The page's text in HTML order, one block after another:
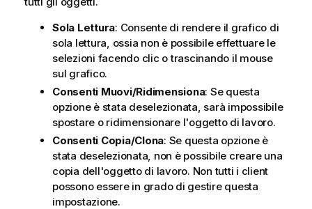
Sola Lettura: Consente di rendere il grafico di
sola lettura, ossia non è possibile effettuare le
selezioni facendo clic o trascinando il mouse
sul grafico.
Consenti Muovi/Ridimensiona: Se questa
opzione è stata deselezionata, sarà impossibile
spostare o ridimensionare l'oggetto di lavoro.
Consenti Copia/Clona: Se questa opzione è
stata deselezionata, non è possibile creare una
copia dell'oggetto di lavoro. Non tutti i client
possono essere in grado di gestire questa
impostazione.